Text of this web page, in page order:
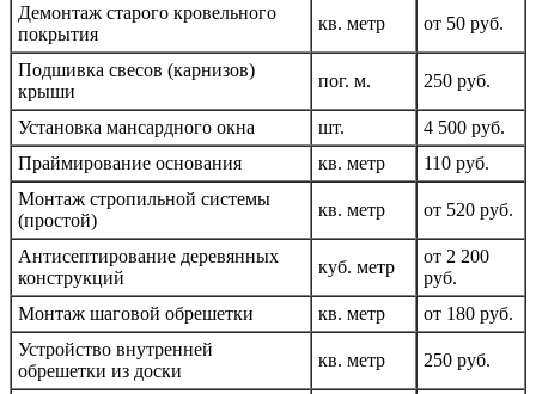
Демонтаж старого кровельного
покрытия
кв. метр от 50 руб.
Подшивка свесов (карнизов)
крыши
пог. м. 250 руб.
Установка мансардного окна шт.
4 500 руб.
Праймирование основания
кв. метр
110 руб.
Монтаж стропильной системы
(простой)
кв. метр от 520 руб.
Антисептирование деревянных
конструкций
куб. метр
от 2 200
руб.
Монтаж шаговой обрешетки
кв. метр
от 180 руб.
Устройство внутренней
обрешетки из доски
кв. метр 250 руб.